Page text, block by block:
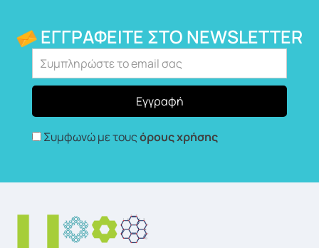
ΕΓΓΡΑΦΕΊΤΕ ΣΤΟ NEWSLETTER
Συμφωνώ με τουςόρους χρήσης